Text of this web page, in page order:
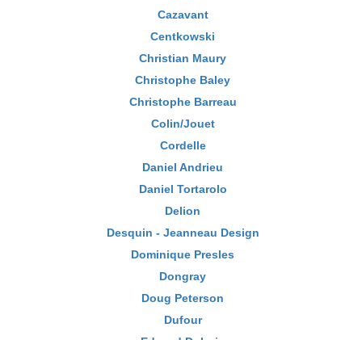
Cazavant
Centkowski
Christian Maury
Christophe Baley
Christophe Barreau
Colin/Jouet
Cordelle
Daniel Andrieu
Daniel Tortarolo
Delion
Desquin - Jeanneau Design
Dominique Presles
Dongray
Doug Peterson
Dufour